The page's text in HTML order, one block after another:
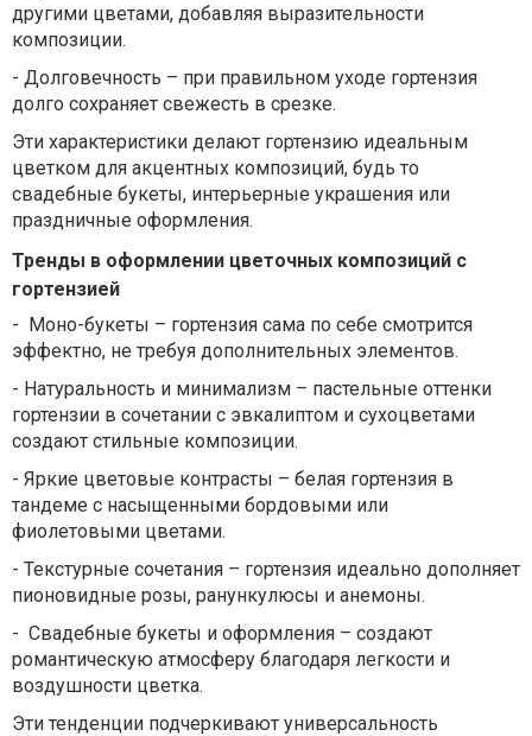
другими цветами, добавляя выразительности
композиции.
- Долговечность – при правильном уходе гортензия
долго сохраняет свежесть в срезке.
Эти характеристики делают гортензию идеальным
цветком для акцентных композиций, будь то
свадебные букеты, интерьерные украшения или
праздничные оформления.
Тренды в оформлении цветочных композиций с
гортензией
- Моно-букеты – гортензия сама по себе смотрится
эффектно, не требуя дополнительных элементов.
- Натуральность и минимализм – пастельные оттенки
гортензии в сочетании с эвкалиптом и сухоцветами
создают стильные композиции.
- Яркие цветовые контрасты – белая гортензия в
тандеме с насыщенными бордовыми или
фиолетовыми цветами.
- Текстурные сочетания – гортензия идеально дополняет
пионовидные розы, ранункулюсы и анемоны.
- Свадебные букеты и оформления – создают
романтическую атмосферу благодаря легкости и
воздушности цветка.
Эти тенденции подчеркивают универсальность